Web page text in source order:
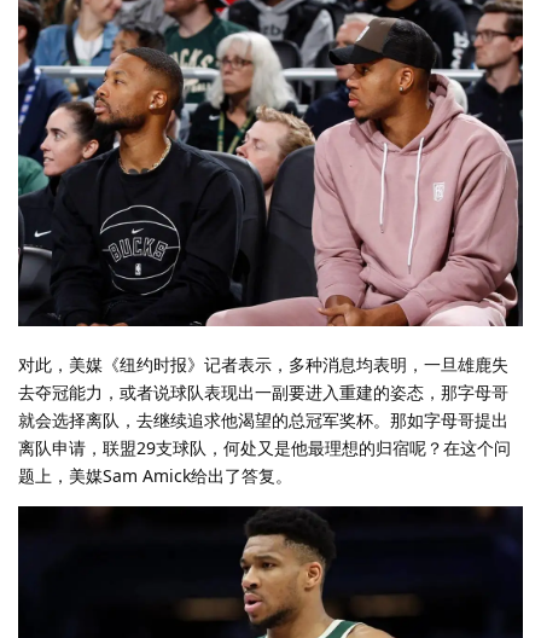
对此，美媒《纽约时报》记者表示，多种消息均表明，一旦雄鹿失
去夺冠能力，或者说球队表现出一副要进入重建的姿态，那字母哥
就会选择离队，去继续追求他渴望的总冠军奖杯。那如字母哥提出
离队申请，联盟29支球队，何处又是他最理想的归宿呢？在这个问
题上，美媒Sam Amick给出了答复。